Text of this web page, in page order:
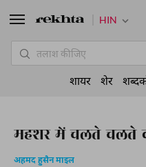
महशर में चलते चलते
अहमद हुसैन माइल
HIN
शायर शेर